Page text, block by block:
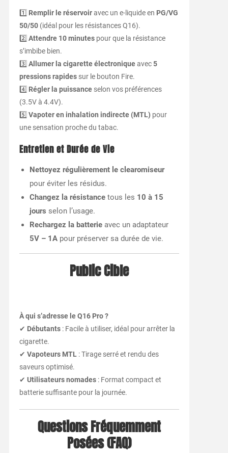
1️⃣ Remplir le réservoiravec un e-liquide en PG/VG
50/50(idéal pour les résistances Q16).
2️⃣ Attendre 10 minutespour que la résistance
s’imbibe bien.
3️⃣ Allumer la cigarette électroniqueavec5
pressions rapidessur le bouton Fire.
4️⃣ Régler la puissanceselon vos préférences
(3.5V à 4.4V).
5️⃣ Vapoter en inhalation indirecte (MTL) pour
une sensation proche du tabac.
Entretien et Durée de Vie
Nettoyez régulièrement le clearomiseur
pour éviter les résidus.
Changez la résistancetous les 10 à 15
jours selon l’usage.
Rechargez la batterieavec un adaptateur
5V – 1Apour préserver sa durée de vie.
Public Cible
À qui s’adresse le Q16 Pro ?
✔ Débutants: Facile à utiliser, idéal pour arrêter la
cigarette.
✔ Vapoteurs MTL: Tirage serré et rendu des
saveurs optimisé.
✔ Utilisateurs nomades: Format compact et
batterie suffisante pour la journée.
Questions Fréquemment
Posées (FAQ)